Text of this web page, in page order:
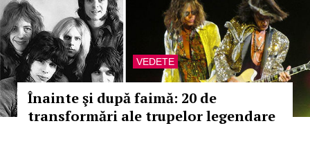
VEDETE
Înainte şi după faimă: 20 de
transformări ale trupelor legendare